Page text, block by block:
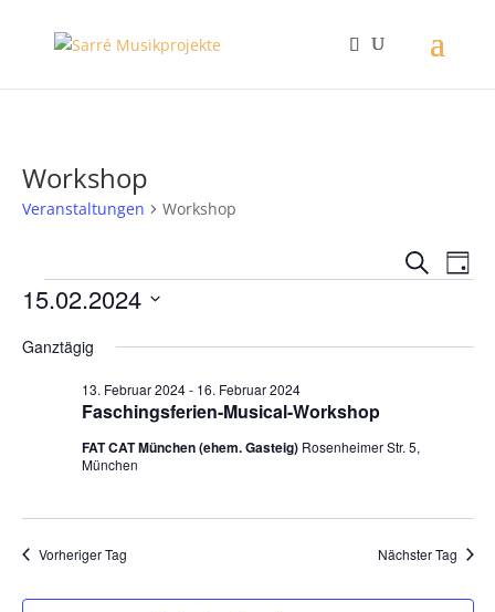
Workshop
Veranstaltungen Workshop
Suche
SucheTag
Veranstaltungen
15.02.2024
wählen.
Ganztägig
Faschingsferien-Musical-Workshop
13. Februar 2024- 16. Februar 2024
FAT CAT München (ehem. Gasteig) Rosenheimer Str. 5,
München
Vorheriger Tag Nächster Tag